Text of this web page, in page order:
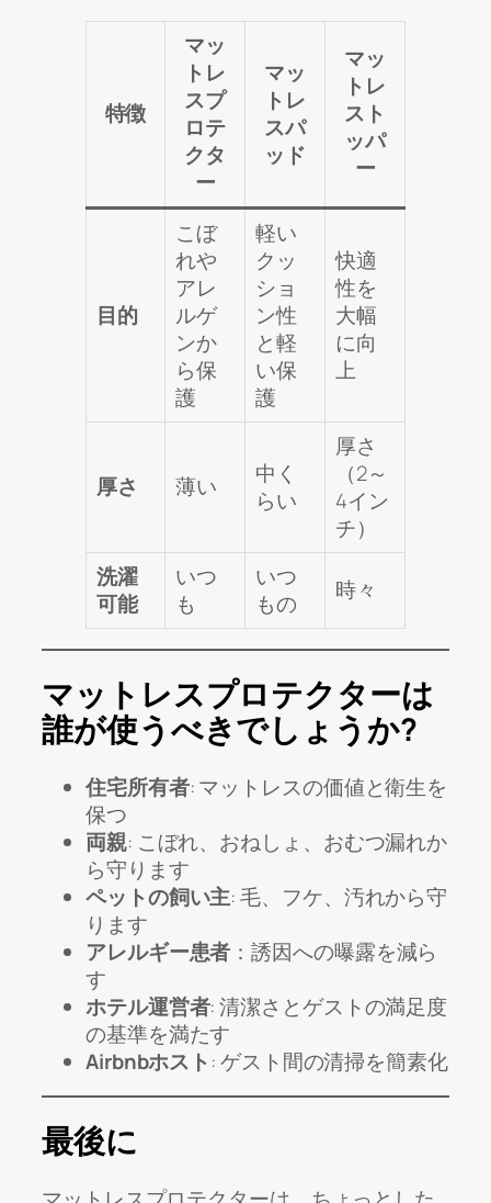
特徴
マッ
トレ
スプ
ロテ
クタ
ー
マッ
トレ
スパ
ッド
マッ
トレ
スト
ッパ
ー
目的
こぼ
れや
アレ
ルゲ
ンか
ら保
護
軽い
クッ
ショ
ン性
と軽
い保
護
快適
性を
大幅
に向
上
厚さ 薄い
中く
らい
厚さ
（2～
4イン
チ）
洗濯
可能
いつ
も
いつ
もの
時々
マットレスプロテクターは
誰が使うべきでしょうか?
住宅所有者: マットレスの価値と衛生を
保つ
両親: こぼれ、おねしょ、おむつ漏れか
ら守ります
ペットの飼い主: 毛、フケ、汚れから守
ります
アレルギー患者 ：誘因への曝露を減ら
す
ホテル運営者: 清潔さとゲストの満足度
の基準を満たす
Airbnbホスト: ゲスト間の清掃を簡素化
最後に